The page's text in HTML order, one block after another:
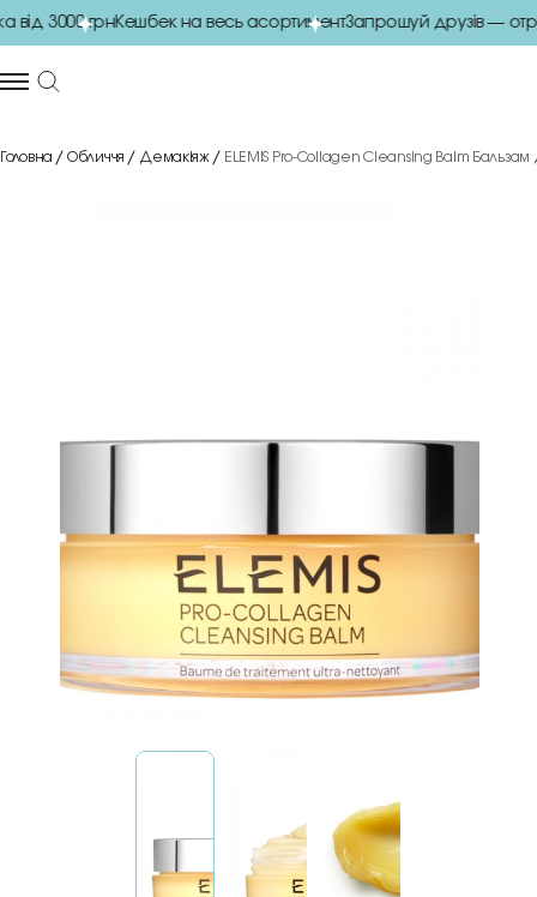
3000 грнКешбек на весь асортиментЗапрошуй друзів —
Головна Обличчя Демакіяж ELEMIS Pro-Collagen Cleansing Balm